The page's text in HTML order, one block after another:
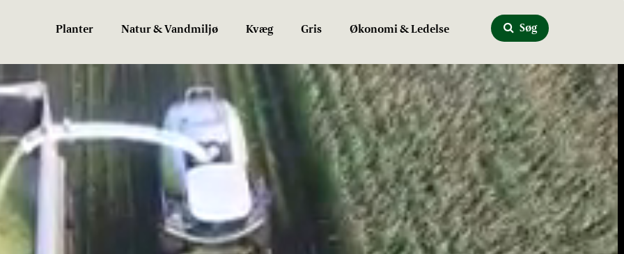
Planter Natur & Vandmiljø Kvæg Gris Økonomi & Ledelse Søg